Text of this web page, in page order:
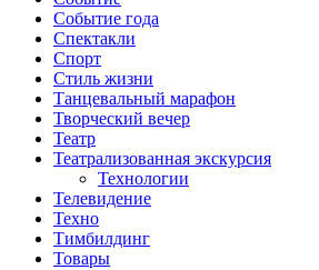
Событие года
Спектакли
Спорт
Стиль жизни
Танцевальный марафон
Творческий вечер
Театр
Театрализованная экскурсия
Технологии
Телевидение
Техно
Тимбилдинг
Товары